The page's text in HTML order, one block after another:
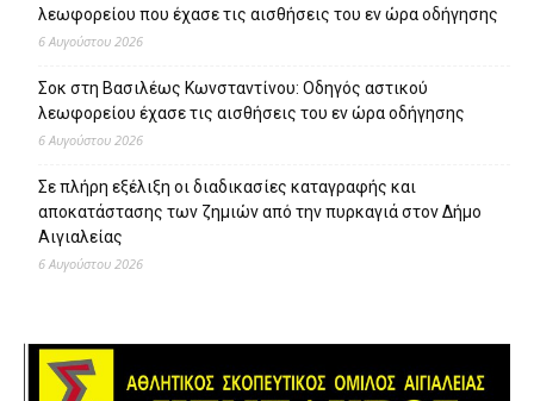
λεωφορείου που έχασε τις αισθήσεις του εν ώρα οδήγησης
6 Αυγούστου 2026
Σοκ στη Βασιλέως Κωνσταντίνου: Οδηγός αστικού
λεωφορείου έχασε τις αισθήσεις του εν ώρα οδήγησης
6 Αυγούστου 2026
Σε πλήρη εξέλιξη οι διαδικασίες καταγραφής και
αποκατάστασης των ζημιών από την πυρκαγιά στον Δήμο
Αιγιαλείας
6 Αυγούστου 2026